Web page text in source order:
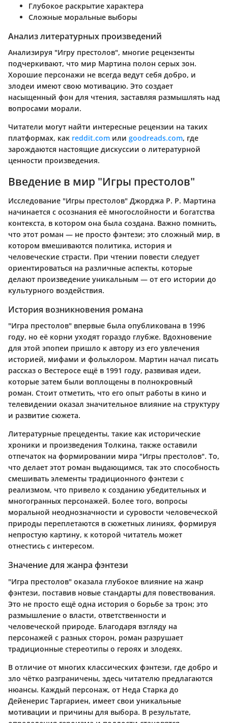
Глубокое раскрытие характера
Сложные моральные выборы
Анализ литературных произведений
Анализируя "Игру престолов", многие рецензенты
подчеркивают, что мир Мартина полон серых зон.
Хорошие персонажи не всегда ведут себя добро, и
злодеи имеют свою мотивацию. Это создает
насыщенный фон для чтения, заставляя размышлять над
вопросами морали.
Читатели могут найти интересные рецензии на таких
платформах, как reddit.com или goodreads.com, где
зарождаются настоящие дискуссии о литературной
ценности произведения.
Введение в мир "Игры престолов"
Исследование "Игры престолов" Джорджа Р. Р. Мартина
начинается с осознания её многослойности и богатства
контекста, в котором она была создана. Важно помнить,
что этот роман — не просто фэнтези; это сложный мир, в
котором вмешиваются политика, история и
человеческие страсти. При чтении повести следует
ориентироваться на различные аспекты, которые
делают произведение уникальным — от его истории до
культурного воздействия.
История возникновения романа
"Игра престолов" впервые была опубликована в 1996
году, но её корни уходят гораздо глубже. Вдохновение
для этой эпопеи пришло к автору из его увлечения
историей, мифами и фольклором. Мартин начал писать
рассказ о Вестеросе ещё в 1991 году, развивая идеи,
которые затем были воплощены в полнокровный
роман. Стоит отметить, что его опыт работы в кино и
телевидении оказал значительное влияние на структуру
и развитие сюжета.
Литературные прецеденты, такие как исторические
хроники и произведения Толкина, также оставили
отпечаток на формировании мира "Игры престолов". То,
что делает этот роман выдающимся, так это способность
смешивать элементы традиционного фэнтези с
реализмом, что привело к созданию убедительных и
многогранных персонажей. Более того, вопросы
моральной неоднозначности и суровости человеческой
природы переплетаются в сюжетных линиях, формируя
непростую картину, к которой читатель может
отнестись с интересом.
Значение для жанра фэнтези
"Игра престолов" оказала глубокое влияние на жанр
фэнтези, поставив новые стандарты для повествования.
Это не просто ещё одна история о борьбе за трон; это
размышление о власти, ответственности и
человеческой природе. Благодаря взгляду на
персонажей с разных сторон, роман разрушает
традиционные стереотипы о героях и злодеях.
В отличие от многих классических фэнтези, где добро и
зло чётко разграничены, здесь читателю предлагаются
нюансы. Каждый персонаж, от Неда Старка до
Дейенерис Таргариен, имеет свои уникальные
мотивации и причины для выбора. В результате,